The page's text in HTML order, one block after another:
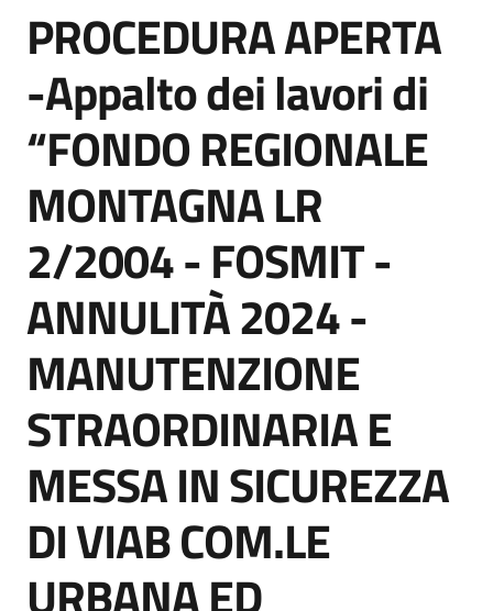
acquisto
Supporto
Piattaforme
telematiche
English
site
Seguici
su
Salta al contenuto
PROCEDURA APERTA
-Appalto dei lavori di
“FONDO REGIONALE
MONTAGNA LR
2/2004 - FOSMIT -
ANNULITÀ 2024 -
MANUTENZIONE
STRAORDINARIA E
MESSA IN SICUREZZA
DI VIAB COM.LE